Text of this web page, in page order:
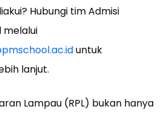
Hubungi tim Admisi
melalui
untuk
lanjut.
Lampau (RPL) bukan hanya